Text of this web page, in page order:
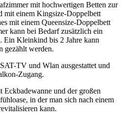
mit hochwertigen Betten zur
mit einem Kingsize-Doppelbett
mit einem Queensize-Doppelbett
kann bei Bedarf zusätzlich ein
Ein Kleinkind bis 2 Jahre kann
gezählt werden.
TV und Wlan ausgestattet und
Zugang.
Eckbadewanne und der großen
in der man sich nach einem
kann.